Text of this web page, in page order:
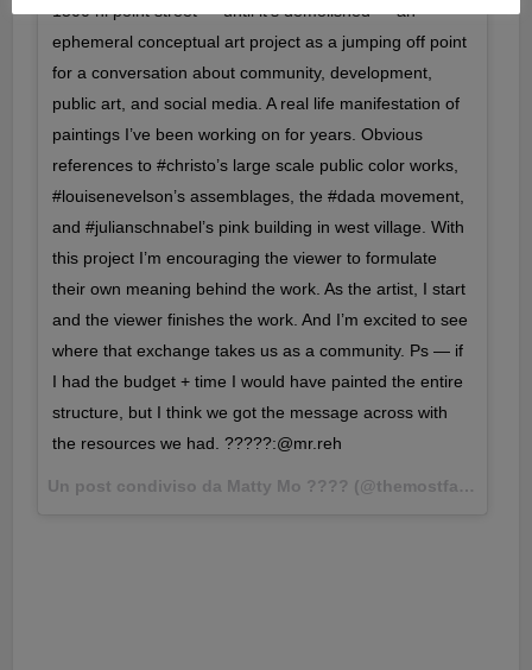
1500 hi point street — until it’s demolished — an
ephemeral conceptual art project as a jumping off point
for a conversation about community, development,
public art, and social media. A real life manifestation of
paintings I’ve been working on for years. Obvious
references to #christo’s large scale public color works,
#louisenevelson’s assemblages, the #dada movement,
and #julianschnabel’s pink building in west village. With
this project I’m encouraging the viewer to formulate
their own meaning behind the work. As the artist, I start
and the viewer finishes the work. And I’m excited to see
where that exchange takes us as a community. Ps — if
I had the budget + time I would have painted the entire
structure, but I think we got the message across with
the resources we had. ?????:@mr.reh
Un post condiviso da Matty Mo ???? (@themostfamousartist) in data: